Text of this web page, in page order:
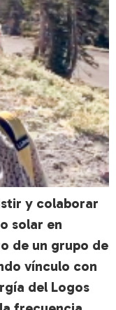
y colaborar
solar en
de un grupo de
vínculo con
del Logos